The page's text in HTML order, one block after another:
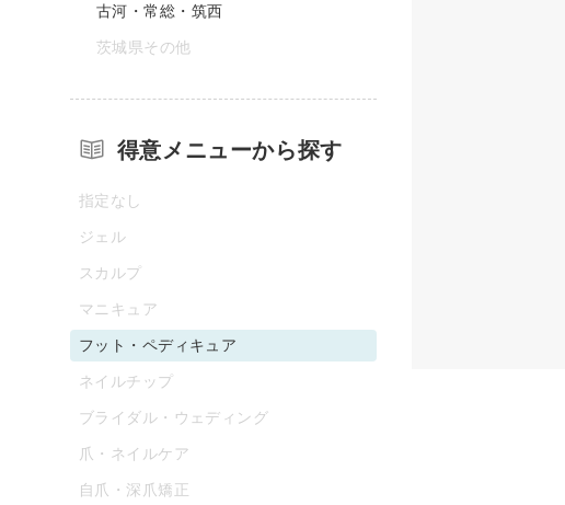
古河・常総・筑西
茨城県その他
得意メニューから探す
指定なし
ジェル
スカルプ
マニキュア
フット・ペディキュア
ネイルチップ
ブライダル・ウェディング
爪・ネイルケア
自爪・深爪矯正